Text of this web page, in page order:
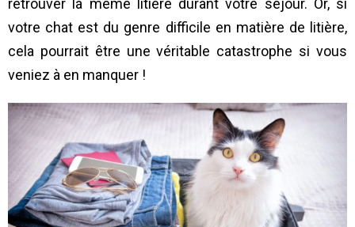
retrouver la même litière durant votre séjour. Or, si
votre chat est du genre difficile en matière de litière,
cela pourrait être une véritable catastrophe si vous
veniez à en manquer !